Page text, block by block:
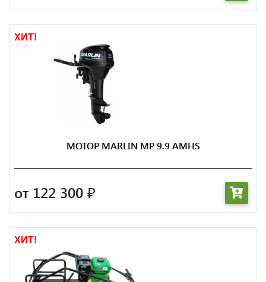
ХИТ!
МОТОР MARLIN MP 9.9 AMHS
от 122 300 ₽
ХИТ!